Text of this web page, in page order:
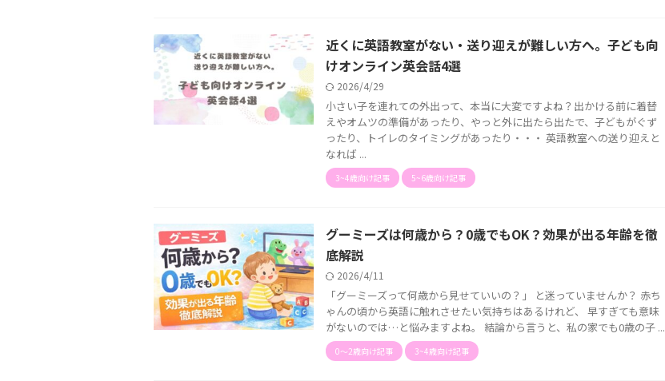
近くに英語教室がない・送り迎えが難しい方へ。子ども向
けオンライン英会話4選
2026/4/29
小さい子を連れての外出って、本当に大変ですよね？出かける前に着替
えやオムツの準備があったり、やっと外に出たら出たで、子どもがぐず
ったり、トイレのタイミングがあったり・・・ 英語教室への送り迎えと
なれば ...
3~4歳向け記事 5~6歳向け記事
グーミーズは何歳から？0歳でもOK？効果が出る年齢を徹
底解説
2026/4/11
「グーミーズって何歳から見せていいの？」 と迷っていませんか？ 赤ち
ゃんの頃から英語に触れさせたい気持ちはあるけれど、 早すぎても意味
がないのでは…と悩みますよね。 結論から言うと、私の家でも0歳の子 ...
0〜2歳向け記事 3~4歳向け記事